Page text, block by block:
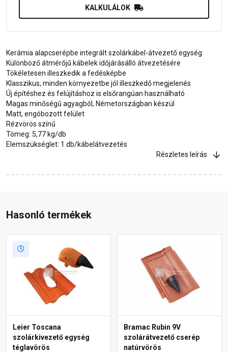
KALKULÁLOK
Kerámia alapcserépbe integrált szolárkábel-átvezető egység
Különböző átmérőjű kábelek időjárásálló átvezetésére
Tökéletesen illeszkedik a fedésképbe
Klasszikus, minden környezetbe jól illeszkedő megjelenés
Új építéshez és felújításhoz is elsőrangúan használható
Magas minőségű agyagból, Németországban készül
Matt, engóbozott felület
Rézvörös színű
Tömeg: 5,77 kg/db
Elemszükséglet: 1 db/kábelátvezetés
Részletes leírás
Hasonló termékek
Leier Toscana
szolárkivezető egység
téglavörös
Bramac Rubin 9V
szolárátvezető cserép
natúrvörös